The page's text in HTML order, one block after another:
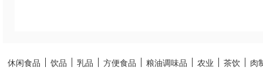
休闲食品 饮品 乳品 方便食品 粮油调味品 农业 茶饮 肉